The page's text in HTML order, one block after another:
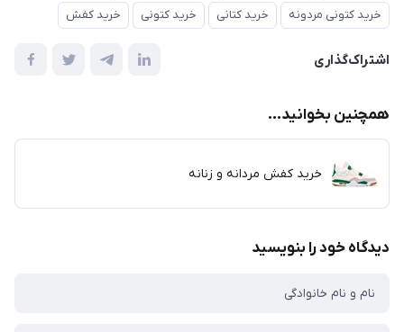
خرید کتونی مردونه
خرید کتانی خرید کتونی خرید کفش
اشتراک‌گذاری
همچنین بخوانید...
خرید کفش مردانه و زنانه
دیدگاه خود را بنویسید